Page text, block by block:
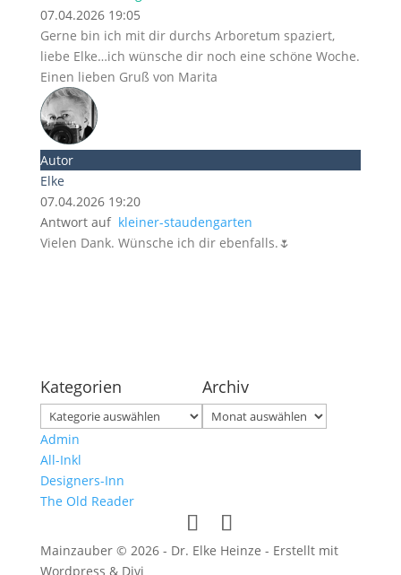
07.04.2026 19:05
Gerne bin ich mit dir durchs Arboretum spaziert,
liebe Elke…ich wünsche dir noch eine schöne Woche.
Einen lieben Gruß von Marita
Autor
Elke
07.04.2026 19:20
Antwort auf kleiner-staudengarten
Vielen Dank. Wünsche ich dir ebenfalls.🌷
Kategorien
Kategorien
Archiv
Archiv
Admin
All-Inkl
Designers-Inn
The Old Reader
Mainzauber © 2026 - Dr. Elke Heinze - Erstellt mit
Wordpress & Divi